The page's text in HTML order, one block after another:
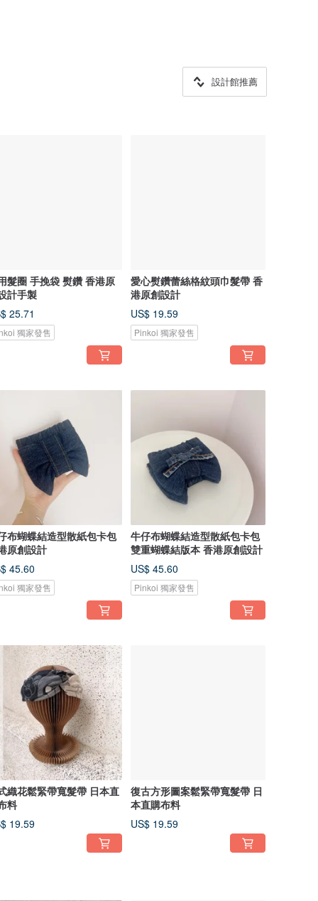
設計館推薦
髮圈 手挽袋 熨鑽 香港原
計手製
25.71
獨家發售
愛心熨鑽蕾絲格紋頭巾髮帶 香
港原創設計
US$ 19.59
Pinkoi 獨家發售
布蝴蝶結造型散紙包卡包
原創設計
45.60
獨家發售
牛仔布蝴蝶結造型散紙包卡包
雙重蝴蝶結版本 香港原創設計
US$ 45.60
Pinkoi 獨家發售
織花鬆緊帶寬髮帶 日本直
料
19.59
復古方形圖案鬆緊帶寬髮帶 日
本直購布料
US$ 19.59